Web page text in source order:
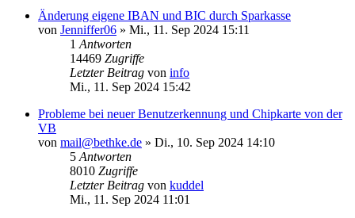
Änderung eigene IBAN und BIC durch Sparkasse
von Jenniffer06 » Mi., 11. Sep 2024 15:11
1 Antworten
14469 Zugriffe
Letzter Beitrag von info
Mi., 11. Sep 2024 15:42
Probleme bei neuer Benutzerkennung und Chipkarte von der
VB
von mail@bethke.de » Di., 10. Sep 2024 14:10
5 Antworten
8010 Zugriffe
Letzter Beitrag von kuddel
Mi., 11. Sep 2024 11:01